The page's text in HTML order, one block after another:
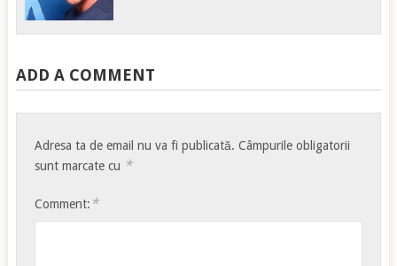
ADD A COMMENT
Adresa ta de email nu va fi publicată. Câmpurile obligatorii
sunt marcate cu *
Comment: *